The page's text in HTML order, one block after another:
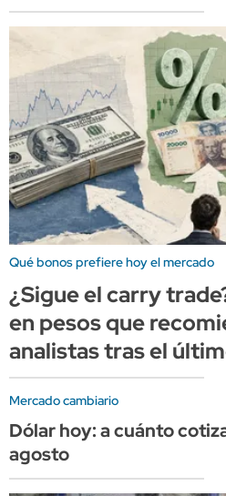
Qué bonos prefiere hoy el mercado
¿Sigue el carry
en pesos que
analistas tras el
Mercado cambiario
Dólar hoy: a cuánto
agosto